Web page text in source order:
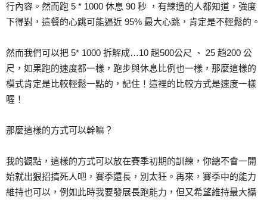
行內容。然而跑 5 * 1000 休息 90 秒 ，有練過的人都知道，強度
下得對，這餐的心跳可能逼近 95% 最大心跳，肯定是不輕鬆的。
然而我們可以把 5* 1000 拆解成…10 趟500公尺 、 25 趟200 公
尺，如果跑的速度都一樣，跑步與休息比例也一樣，那麼這樣的
模式肯定是比較輕鬆一點的，記住！這裡的比較方式是速度一樣
喔！
那麼這樣的方式可以幹嘛？
我的觀點，這樣的方式可以放在賽季初期的訓練，你總不會一開
始就出狠招搞死人吧，賽季還長，別太狂。再來，賽季中的能力
維持也可以，例如此時我要發展長跑能力，但又希望維持最大攝